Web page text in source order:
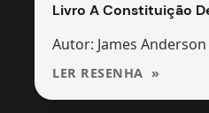
Livro A Constituição
Autor: James Anderson
LER RESENHA